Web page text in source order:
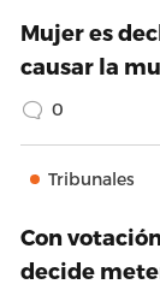
Mujer es
causar la
0
Tribunales
Con
decide